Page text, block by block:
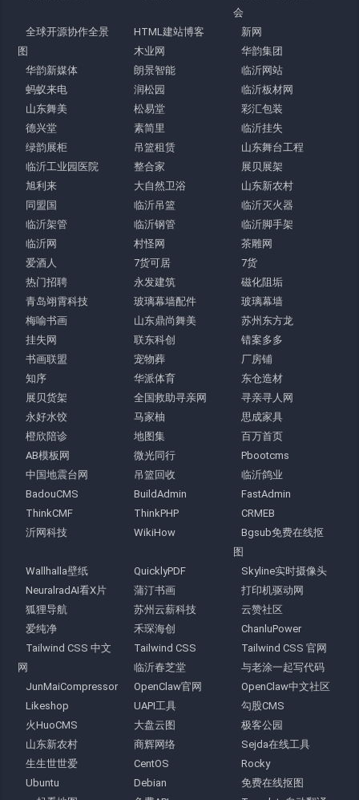
会
全球开源协作全景
图
HTML建站博客
新网
木业网
华韵集团
华韵新媒体
朗景智能
临沂网站
蚂蚁来电
润松园
临沂板材网
山东舞美
松易堂
彩汇包装
德兴堂
素简里
临沂挂失
绿韵展柜
吊篮租赁
山东舞台工程
临沂工业园医院
整合家
展贝展架
旭利来
大自然卫浴
山东新农村
同盟国
临沂吊篮
临沂灭火器
临沂架管
临沂钢管
临沂脚手架
临沂网
村怪网
茶雕网
爱酒人
7货可居
7货
热门招聘
永发建筑
磁化阻垢
青岛翊霄科技
玻璃幕墙配件
玻璃幕墙
梅喻书画
山东鼎尚舞美
苏州东方龙
挂失网
联东科创
错案多多
书画联盟
宠物葬
厂房铺
知序
华派体育
东仓造材
展贝货架
全国救助寻亲网
寻亲寻人网
永好水饺
马家柚
思成家具
橙欣陪诊
地图集
百万首页
AB模板网
微光同行
Pbootcms
中国地震台网
吊篮回收
临沂鸽业
BadouCMS
BuildAdmin
FastAdmin
ThinkCMF
ThinkPHP
CRMEB
沂网科技
WikiHow
Bgsub免费在线抠
图
Wallhalla壁纸
QuicklyPDF
Skyline实时摄像头
NeuralradAI看X片
蒲汀书画
打印机驱动网
狐狸导航
苏州云薪科技
云赞社区
爱纯净
禾琛海创
ChanluPower
Tailwind CSS 中文
网
Tailwind CSS
Tailwind CSS 官网
临沂春芝堂
与老涂一起写代码
JunMaiCompressor
OpenClaw官网
OpenClaw中文社区
Likeshop
UAPI工具
勾股CMS
火HuoCMS
大盘云图
极客公园
山东新农村
商辉网络
Sejda在线工具
生生世世爱
CentOS
Rocky
Ubuntu
Debian
免费在线抠图